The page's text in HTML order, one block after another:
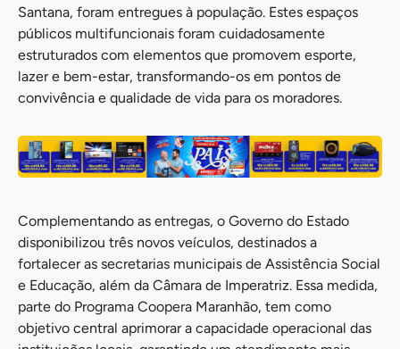
Santana, foram entregues à população. Estes espaços
públicos multifuncionais foram cuidadosamente
estruturados com elementos que promovem esporte,
lazer e bem-estar, transformando-os em pontos de
convivência e qualidade de vida para os moradores.
Complementando as entregas, o Governo do Estado
disponibilizou três novos veículos, destinados a
fortalecer as secretarias municipais de Assistência Social
e Educação, além da Câmara de Imperatriz. Essa medida,
parte do Programa Coopera Maranhão, tem como
objetivo central aprimorar a capacidade operacional das